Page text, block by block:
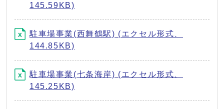
145.59KB)
駐車場事業(西舞鶴駅) (エクセル形式、
144.85KB)
駐車場事業(七条海岸) (エクセル形式、
145.25KB)